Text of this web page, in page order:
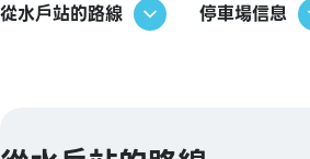
從水戶站的路線 停車場信息